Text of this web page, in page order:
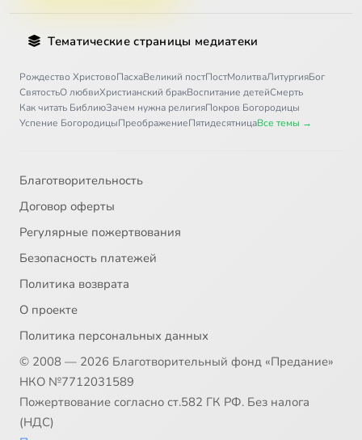
Тематические страницы медиатеки
Рождество ХристовоПасхаВеликий постПостМолитваЛитургияБог
СвятостьО любвиХристианский бракВоспитание детейСмерть
Как читать БиблиюЗачем нужна религияПокров Богородицы
Успение БогородицыПреображениеПятидесятницаВсе темы →
Благотворительность
Договор оферты
Регулярные пожертвования
Безопасность платежей
Политика возврата
О проекте
Политика персональных данных
© 2008 — 2026 Благотворительный фонд «Предание»
НКО №7712031589
Пожертвование согласно ст.582 ГК РФ. Без налога
(НДС)